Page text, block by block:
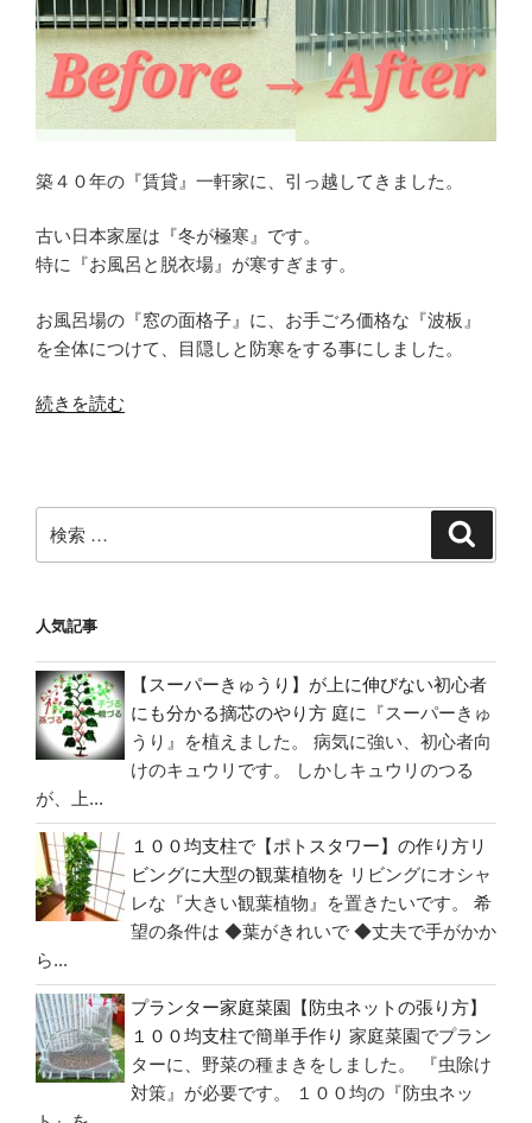
お
風
呂
に
ャ
ワ
カ
ー
ン
対
策”
築４０年の『賃貸』一軒家に、引っ越してきました。
古い日本家屋は『冬が極寒』です。
特に『お風呂と脱衣場』が寒すぎます。
お風呂場の『窓の面格子』に、お手ごろ価格な『波板』
を全体につけて、目隠しと防寒をする事にしました。
“【賃
の
お
風
呂】
目
隠
＆
防
寒
対
策！
板
で
プ
チ
プ
ラ
続きを読む
索:
人気記事
【スーパーきゅうり】が上に伸びない初心者
にも分かる摘芯のやり方 庭に『スーパーきゅ
うり』を植えました。 病気に強い、初心者向
けのキュウリです。 しかしキュウリのつる
が、上...
１００均支柱で【ポトスタワー】の作り方リ
ビングに大型の観葉植物を リビングにオシャ
レな『大きい観葉植物』を置きたいです。 希
望の条件は ◆葉がきれいで ◆丈夫で手がかか
ら...
プランター家庭菜園【防虫ネットの張り方】
１００均支柱で簡単手作り 家庭菜園でプラン
ターに、野菜の種まきをしました。 『虫除け
対策』が必要です。 １００均の『防虫ネッ